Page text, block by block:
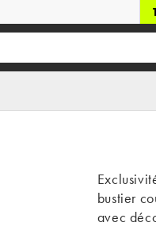
bustier
avec